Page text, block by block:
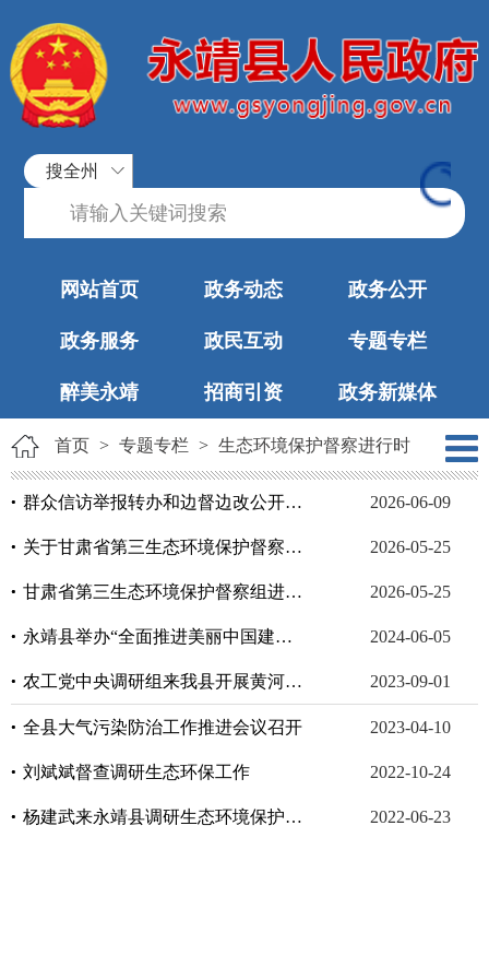
搜全州
网站首页 政务动态 政务公开
政务服务 政民互动 专题专栏
醉美永靖 招商引资 政务新媒体
首页 > 专题专栏 > 生态环境保护督察进行时
群众信访举报转办和边督边改公开情况一览表 2026-06-09
关于甘肃省第三生态环境保护督察组作风纪律监督举报方式的公告 2026-05-25
甘肃省第三生态环境保护督察组进驻临夏回族自治州督察公告 2026-05-25
永靖县举办“全面推进美丽中国建设”世界环境日主题宣传活动 2024-06-05
农工党中央调研组来我县开展黄河流域生态环境保护与高质量发展专题调研 2023-09-01
全县大气污染防治工作推进会议召开 2023-04-10
刘斌斌督查调研生态环保工作 2022-10-24
杨建武来永靖县调研生态环境保护工作 2022-06-23